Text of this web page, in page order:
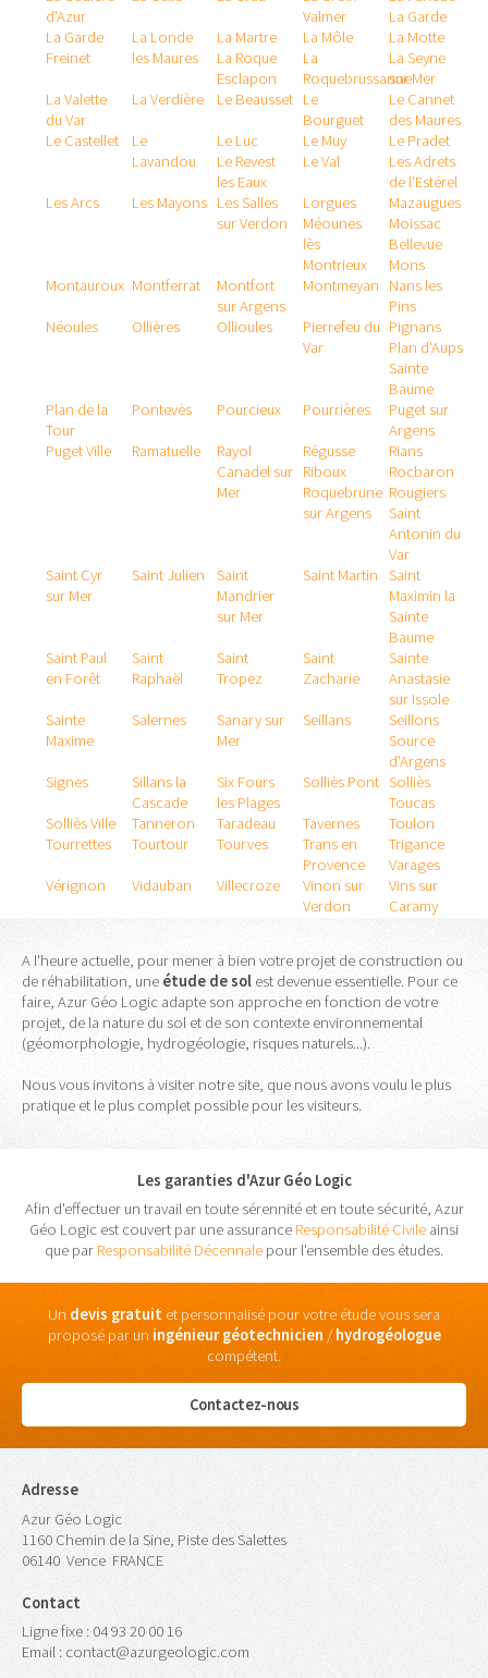
d'Azur
Valmer
La Garde
La Garde
Freinet
La Londe
les Maures
La Martre La Môle
La Motte
La Roque
Esclapon
La
Roquebrussanne
La Seyne
sur Mer
La Valette
du Var
La Verdière Le Beausset Le
Bourguet
Le Cannet
des Maures
Le Castellet
Le
Lavandou
Le Luc Le Muy
Le Pradet
Le Revest
les Eaux
Le Val
Les Adrets
de l'Estérel
Les Arcs
Les Mayons Les Salles
sur Verdon
Lorgues
Mazaugues
Méounes
lès
Montrieux
Moissac
Bellevue
Mons
Montauroux Montferrat
Montfort
sur Argens
Montmeyan
Nans les
Pins
Néoules
Ollières Ollioules
Pierrefeu du
Var
Pignans
Plan d'Aups
Sainte
Baume
Plan de la
Tour
Pontevès Pourcieux Pourrières
Puget sur
Argens
Puget Ville
Ramatuelle
Rayol
Canadel sur
Mer
Régusse
Rians
Riboux
Rocbaron
Roquebrune
sur Argens
Rougiers
Saint
Antonin du
Var
Saint Cyr
sur Mer
Saint Julien
Saint
Mandrier
sur Mer
Saint Martin
Saint
Maximin la
Sainte
Baume
Saint Paul
en Forêt
Saint
Raphaël
Saint
Tropez
Saint
Zacharie
Sainte
Anastasie
sur Issole
Sainte
Maxime
Salernes
Sanary sur
Mer
Seillans
Seillons
Source
d'Argens
Signes
Sillans la
Cascade
Six Fours
les Plages
Solliès Pont Solliès
Toucas
Solliès Ville
Tanneron Taradeau Tavernes
Toulon
Tourrettes
Tourtour Tourves
Trans en
Provence
Trigance
Varages
Vérignon
Vidauban Villecroze
Vinon sur
Verdon
Vins sur
Caramy
A l'heure actuelle, pour mener à bien votre projet de construction ou
de réhabilitation, une étude desol est devenue essentielle. Pour ce
faire, Azur Géo Logic adapte son approche en fonction de votre
projet, de la nature du sol et de son contexte environnemental
(géomorphologie, hydrogéologie, risques naturels...).
Nous vous invitons à visiter notre site, que nous avons voulu le plus
pratique et le plus complet possible pour les visiteurs.
Les garanties d'Azur Géo Logic
Afin d'effectuer un travail en toute sérennité et en toute sécurité, Azur
Géo Logic est couvert par une assurance Responsabilité Civile ainsi
que par Responsabilité Décennale pour l'ensemble des études.
Un devis gratuit et personnalisé pour votre étude vous sera
proposé par un ingénieur géotechnicien / hydrogéologue
compétent.
Contactez-nous
Adresse
Azur Géo Logic
1160 Chemin de la Sine, Piste des Salettes
06140 Vence FRANCE
Contact
Ligne fixe : 04 93 20 00 16
Email : contact@azurgeologic.com